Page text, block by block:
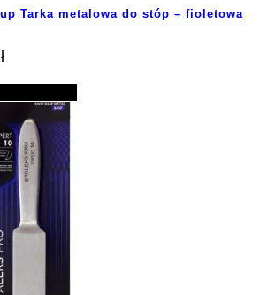
Tarka metalowa do stóp – fioletowa